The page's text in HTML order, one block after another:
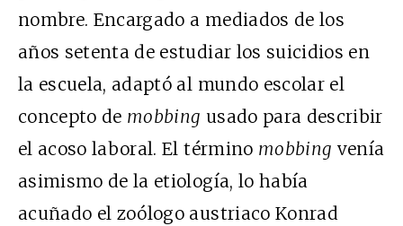
nombre. Encargado a mediados de los
años setenta de estudiar los suicidios en
la escuela, adaptó al mundo escolar el
concepto de mobbing usado para describir
el acoso laboral. El término mobbing venía
asimismo de la etiología, lo había
acuñado el zoólogo austriaco Konrad